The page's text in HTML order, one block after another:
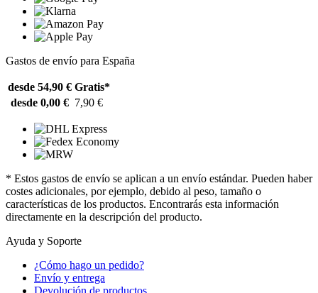
Gastos de envío para España
desde 54,90 € Gratis*
desde 0,00 € 7,90 €
* Estos gastos de envío se aplican a un envío estándar. Pueden haber
costes adicionales, por ejemplo, debido al peso, tamaño o
características de los productos. Encontrarás esta información
directamente en la descripción del producto.
Ayuda y Soporte
¿Cómo hago un pedido?
Envío y entrega
Devolución de productos